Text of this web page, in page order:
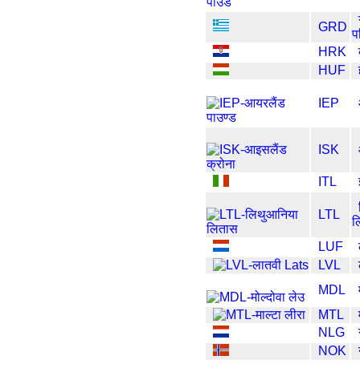
GRD
HRK
HUF
IEP
ISK
ITL
LTL
LUF
LVL
MDL
MTL
NLG
NOK